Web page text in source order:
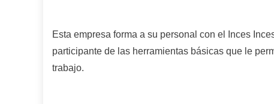
Esta empresa forma a su personal con el I nces
participante de las herramientas básicas que le
trabajo.